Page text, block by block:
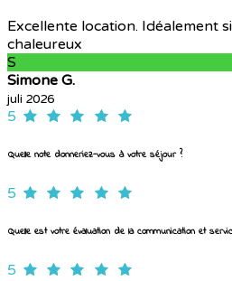
Excellente location. Idéalement
chaleureux
S
Simone G.
juli 2026
5
Quelle note donneriez-vous à votre séjour ?
5
Quelle est votre évaluation de la communication et
5